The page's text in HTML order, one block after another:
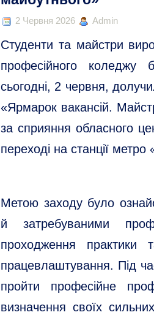
2 Червня 2026 Admin
Студенти та майстри
професійного коледжу
сьогодні, 2 червня,
«Ярмарок вакансій.
за сприяння обласного
переході на станції метро
Метою заходу було
й затребуваними
проходження практики
працевлаштування. Під
пройти професійне
визначення своїх